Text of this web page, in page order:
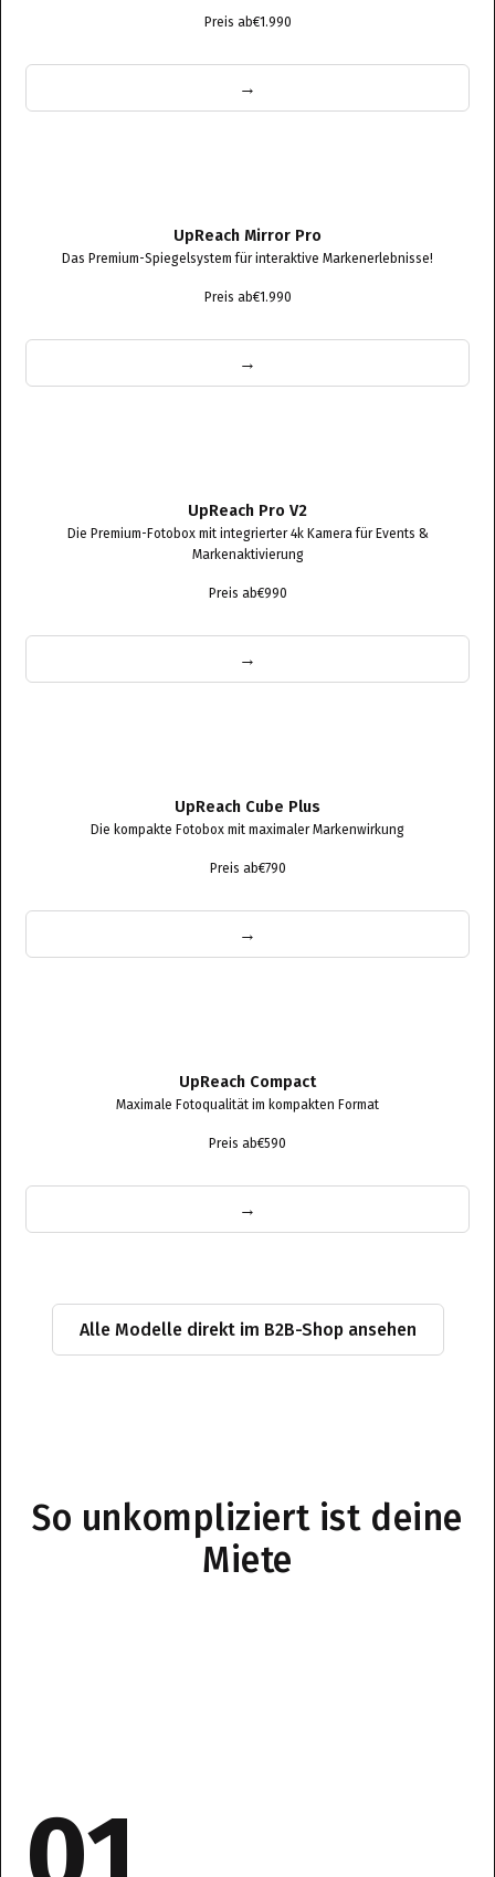
Preis ab€1.990
→
UpReach Mirror Pro
Das Premium-Spiegelsystem für interaktive Markenerlebnisse!
Preis ab€1.990
→
UpReach Pro V2
Die Premium-Fotobox mit integrierter 4k Kamera für Events &
Markenaktivierung
Preis ab€990
→
UpReach Cube Plus
Die kompakte Fotobox mit maximaler Markenwirkung
Preis ab€790
→
UpReach Compact
Maximale Fotoqualität im kompakten Format
Preis ab€590
→
Alle Modelle direkt im B2B-Shop ansehen
So unkompliziert ist deine
Miete